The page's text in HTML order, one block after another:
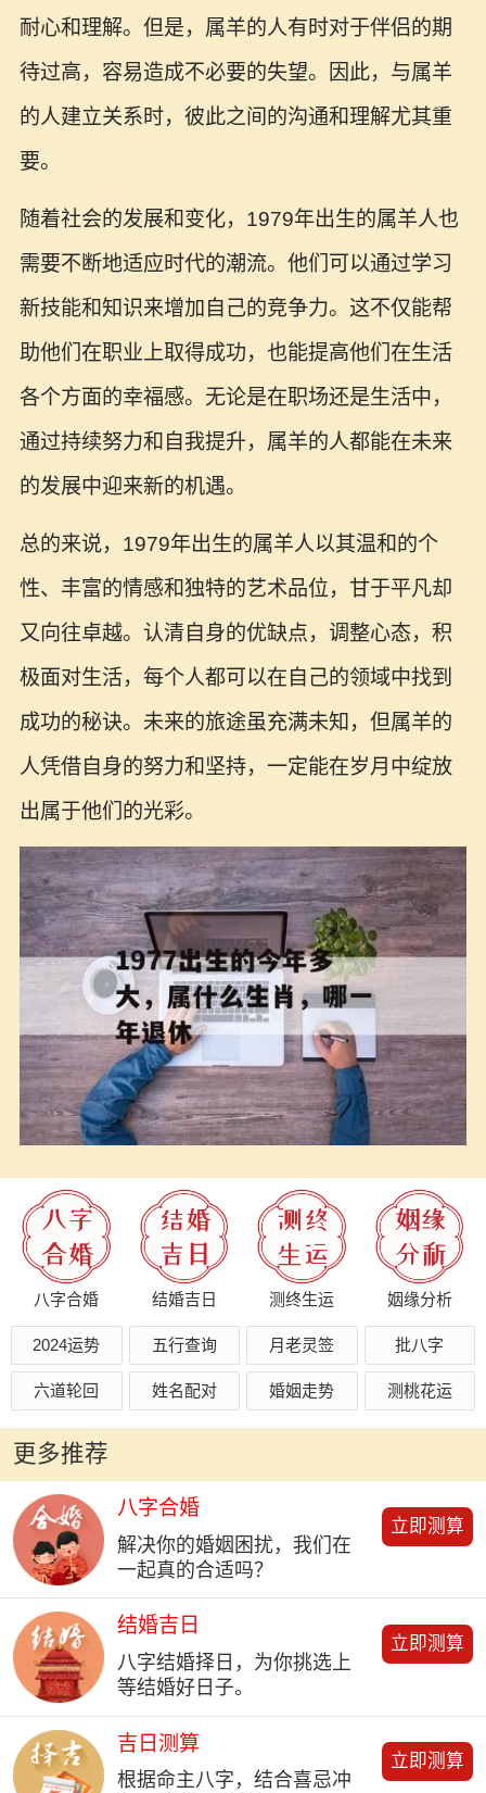
耐心和理解。但是，属羊的人有时对于伴侣的期
待过高，容易造成不必要的失望。因此，与属羊
的人建立关系时，彼此之间的沟通和理解尤其重
要。
随着社会的发展和变化，1979年出生的属羊人也
需要不断地适应时代的潮流。他们可以通过学习
新技能和知识来增加自己的竞争力。这不仅能帮
助他们在职业上取得成功，也能提高他们在生活
各个方面的幸福感。无论是在职场还是生活中，
通过持续努力和自我提升，属羊的人都能在未来
的发展中迎来新的机遇。
总的来说，1979年出生的属羊人以其温和的个
性、丰富的情感和独特的艺术品位，甘于平凡却
又向往卓越。认清自身的优缺点，调整心态，积
极面对生活，每个人都可以在自己的领域中找到
成功的秘诀。未来的旅途虽充满未知，但属羊的
人凭借自身的努力和坚持，一定能在岁月中绽放
出属于他们的光彩。
八字合婚 结婚吉日 测终生运 姻缘分析
2024运势 五行查询 月老灵签 批八字
六道轮回 姓名配对 婚姻走势 测桃花运
更多推荐
八字合婚
解决你的婚姻困扰，我们在
一起真的合适吗？
立即测算
结婚吉日
八字结婚择日，为你挑选上
等结婚好日子。
立即测算
吉日测算
根据命主八字，结合喜忌冲
立即测算